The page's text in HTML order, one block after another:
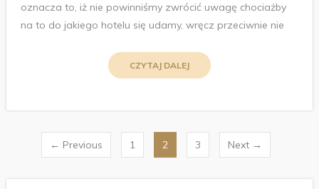
oznacza to, iż nie powinniśmy zwrócić uwagę chociażby
na to do jakiego hotelu się udamy, wręcz przeciwnie nie
CZYTAJ DALEJ
Stronicowanie
wpisów
← Previous 1 2 3 Next →